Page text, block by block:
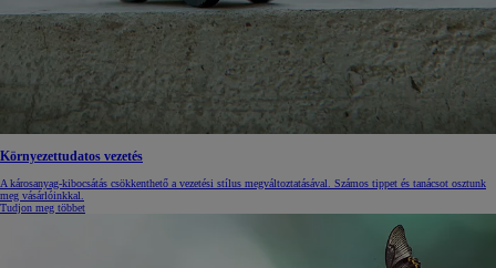
Környezettudatos vezetés
A károsanyag-kibocsátás csökkenthető a vezetési stílus megváltoztatásával. Számos tippet és tanácsot osztunk
meg vásárlóinkkal.
Tudjon meg többet